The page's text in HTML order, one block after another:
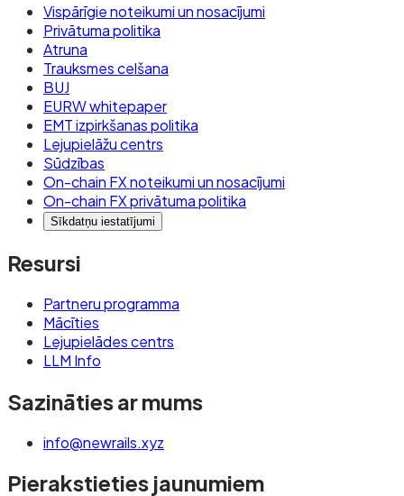
Vispārīgie noteikumi un nosacījumi
Privātuma politika
Atruna
Trauksmes celšana
BUJ
EURW whitepaper
EMT izpirkšanas politika
Lejupielāžu centrs
Sūdzības
On-chain FX noteikumi un nosacījumi
On-chain FX privātuma politika
Sīkdatņu iestatījumi
Resursi
Partneru programma
Mācīties
Lejupielādes centrs
LLM Info
Sazināties ar mums
info@newrails.xyz
Pierakstieties jaunumiem